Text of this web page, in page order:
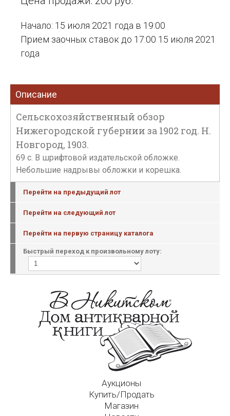
Начало: 15 июля 2021 года в 19:00
Прием заочных ставок до 17:00 15 июля 2021
года
Описание
Сельскохозяйственный обзор
Нижегородской губернии за 1902 год. Н.
Новгород, 1903.
69 с. В шрифтовой издательской обложке.
Небольшие надрывы обложки и корешка.
Перейти на предыдущий лот
Перейти на следующий лот
Перейти на первую страницу каталога
Быстрый переход к произвольному лоту:
Аукционы
Купить/Продать
Магазин